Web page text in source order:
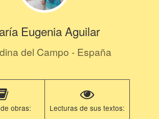
Eugenia Aguilar
del Campo - España
obras: Lecturas de sus textos: